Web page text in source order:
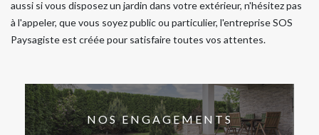
aussi si vous disposez un jardin dans votre extérieur, n'hésitez pas
à l'appeler, que vous soyez public ou particulier, l'entreprise SOS
Paysagiste est créée pour satisfaire toutes vos attentes.
NOS ENGAGEMENTS